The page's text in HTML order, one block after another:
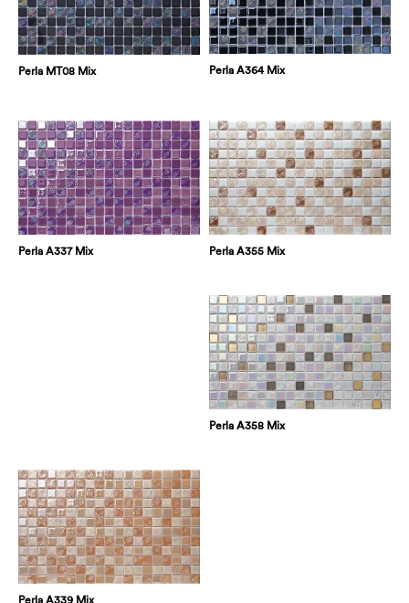
Perla MT08 Mix Perla A364 Mix
Perla A337 Mix Perla A355 Mix
Perla A358 Mix